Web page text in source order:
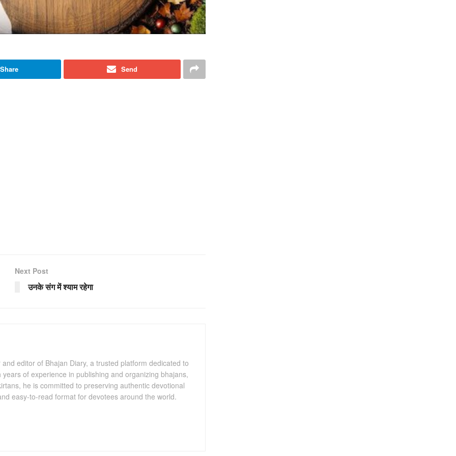
Share Send
Next Post
उनके संग में श्याम रहेगा
editor of Bhajan Diary, a trusted platform dedicated to
of experience in publishing and organizing bhajans,
he is committed to preserving authentic devotional
easy-to-read format for devotees around the world.